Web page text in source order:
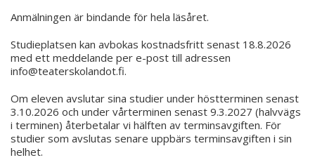
Anmälningen är bindande för hela läsåret.
Studieplatsen kan avbokas kostnadsfritt senast 18.8.2026
med ett meddelande per e-post till adressen
info@teaterskolandot.fi.
Om eleven avslutar sina studier under höstterminen senast
3.10.2026 och under vårterminen senast 9.3.2027 (halvvägs
i terminen) återbetalar vi hälften av terminsavgiften. För
studier som avslutas senare uppbärs terminsavgiften i sin
helhet.